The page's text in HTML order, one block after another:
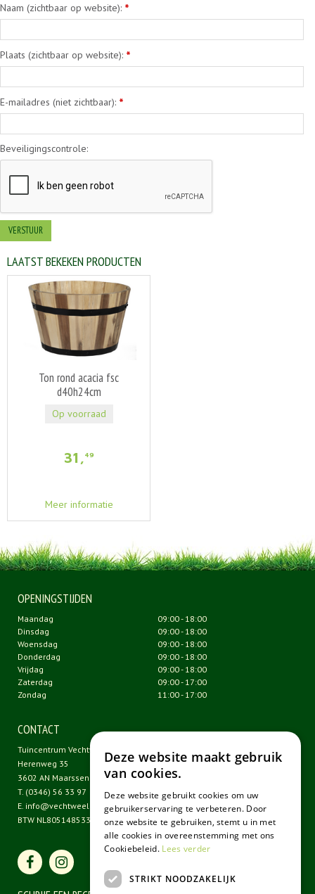
Naam (zichtbaar op website): *
Plaats (zichtbaar op website): *
E-mailadres (niet zichtbaar): *
Beveiligingscontrole:
LAATST BEKEKEN PRODUCTEN
Ton rond acacia fsc
d40h24cm
31 ,49
Meer informatie
Op voorraad
OPENINGSTIJDEN
Maandag
09:00 - 18:00
Dinsdag
09:00 - 18:00
Woensdag
09:00 - 18:00
Donderdag
09:00 - 18:00
Vrijdag
09:00 - 18:00
Zaterdag
09:00 - 17:00
Zondag
11:00 - 17:00
CONTACT
Tuincentrum Vechtweelde
Herenweg 35
3602 AN Maarssen
T. (0346) 56 33 97
E. info@vechtweelde.nl
BTW NL805148533B01
Deze website maakt gebruik
van cookies.
Deze website gebruikt cookies om uw
gebruikerservaring te verbeteren. Door
onze website te gebruiken, stemt u in met
alle cookies in overeenstemming met ons
Cookiebeleid. Lees verder
STRIKT NOODZAKELIJK